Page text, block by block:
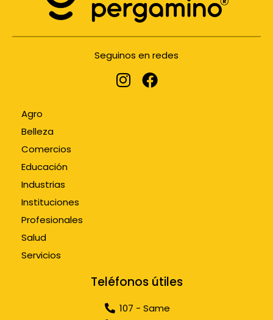
Seguinos en redes
Agro
Belleza
Comercios
Educación
Industrias
Instituciones
Profesionales
Salud
Servicios
Teléfonos útiles
107 - Same